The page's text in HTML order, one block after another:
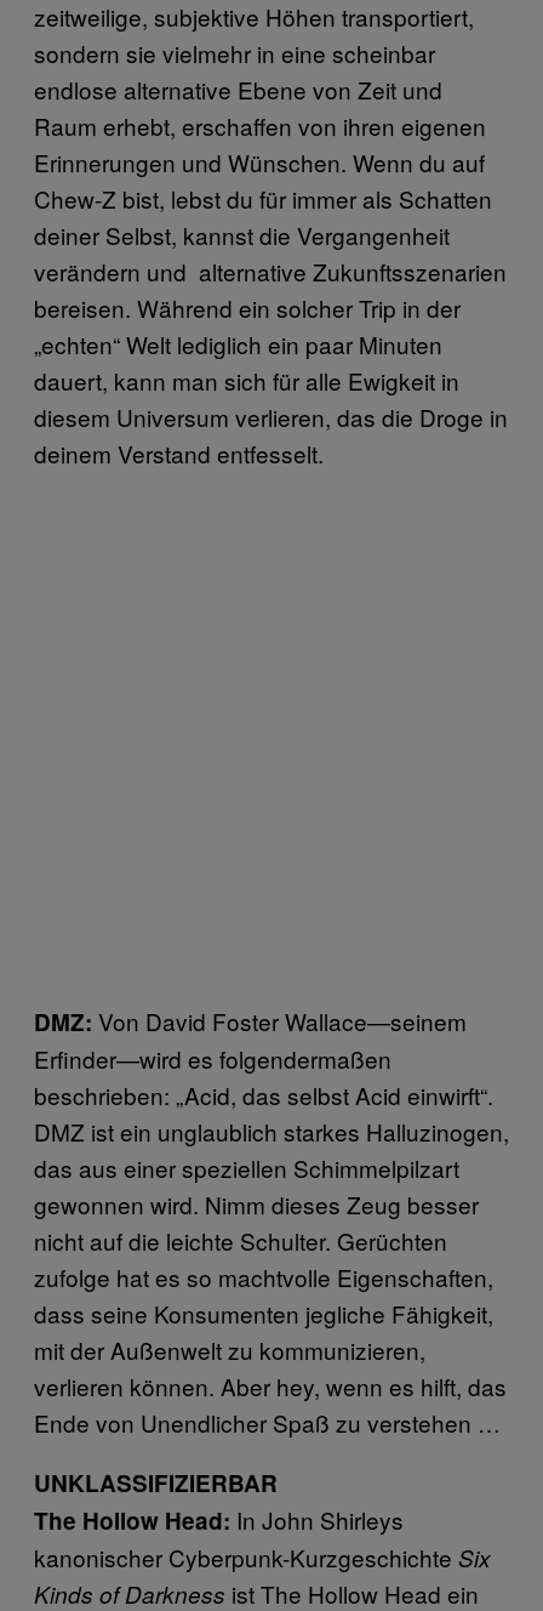
zeitweilige, subjektive Höhen transportiert,
sondern sie vielmehr in eine scheinbar
endlose alternative Ebene von Zeit und
Raum erhebt, erschaffen von ihren eigenen
Erinnerungen und Wünschen. Wenn du auf
Chew-Z bist, lebst du für immer als Schatten
deiner Selbst, kannst die Vergangenheit
verändern und alternative Zukunftsszenarien
bereisen. Während ein solcher Trip in der
„echten“ Welt lediglich ein paar Minuten
dauert, kann man sich für alle Ewigkeit in
diesem Universum verlieren, das die Droge in
deinem Verstand entfesselt.
DMZ: Von David Foster Wallace—seinem
Erfinder—wird es folgendermaßen
beschrieben: „Acid, das selbst Acid einwirft“.
DMZ ist ein unglaublich starkes Halluzinogen,
das aus einer speziellen Schimmelpilzart
gewonnen wird. Nimm dieses Zeug besser
nicht auf die leichte Schulter. Gerüchten
zufolge hat es so machtvolle Eigenschaften,
dass seine Konsumenten jegliche Fähigkeit,
mit der Außenwelt zu kommunizieren,
verlieren können. Aber hey, wenn es hilft, das
Ende von Unendlicher Spaß zu verstehen …
UNKLASSIFIZIERBAR
The Hollow Head: In John Shirleys
kanonischer Cyberpunk-Kurzgeschichte Six
Kinds of Darkness ist The Hollow Head ein